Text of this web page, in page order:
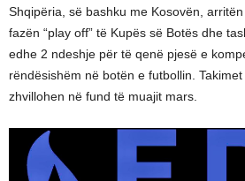
Shqipëria, së bashku me Kosovën,
fazën “play off” të Kupës së Botës dhe
edhe 2 ndeshje për të qenë pjesë e
rëndësishëm në botën e futbollin.
zhvillohen në fund të muajit mars.